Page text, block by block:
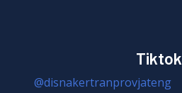
Tiktok
@disnakertranprovjateng